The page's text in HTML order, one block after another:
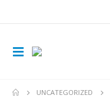
UNCATEGORIZED